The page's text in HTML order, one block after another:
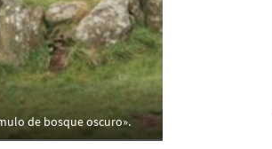
de bosque oscuro».